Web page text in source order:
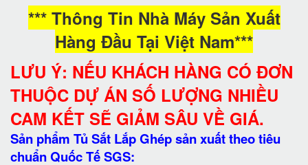
*** Thông Tin Nhà Máy Sản Xuất
Hàng Đầu Tại Việt Nam***
LƯU Ý: NẾU KHÁCH HÀNG CÓ ĐƠN
THUỘC DỰ ÁN SỐ LƯỢNG NHIỀU
CAM KẾT SẼ GIẢM SÂU VỀ GIÁ.
Sản phẩm Tủ Sắt Lắp Ghép sản xuất theo tiêu
chuẩn Quốc Tế SGS: